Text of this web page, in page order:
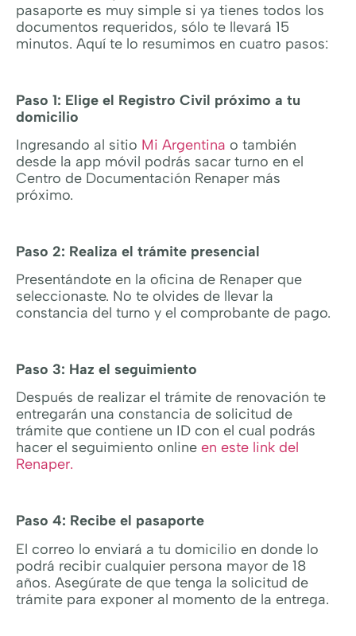
pasaporte es muy simple si ya tienes todos los
documentos requeridos, sólo te llevará 15
minutos. Aquí te lo resumimos en cuatro pasos:
Paso 1: Elige el Registro Civil próximo a tu
domicilio
Ingresando al sitio Mi Argentina o también
desde la app móvil podrás sacar turno en el
Centro de Documentación Renaper más
próximo.
Paso 2: Realiza el trámite presencial
Presentándote en la oficina de Renaper que
seleccionaste. No te olvides de llevar la
constancia del turno y el comprobante de pago.
Paso 3: Haz el seguimiento
Después de realizar el trámite de renovación te
entregarán una constancia de solicitud de
trámite que contiene un ID con el cual podrás
hacer el seguimiento online en este link del
Renaper.
Paso 4: Recibe el pasaporte
El correo lo enviará a tu domicilio en donde lo
podrá recibir cualquier persona mayor de 18
años. Asegúrate de que tenga la solicitud de
trámite para exponer al momento de la entrega.